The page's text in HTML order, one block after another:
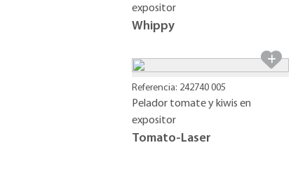
expositor
Whippy
Referencia: 242740 005
Pelador tomate y kiwis en
expositor
Tomato-Laser